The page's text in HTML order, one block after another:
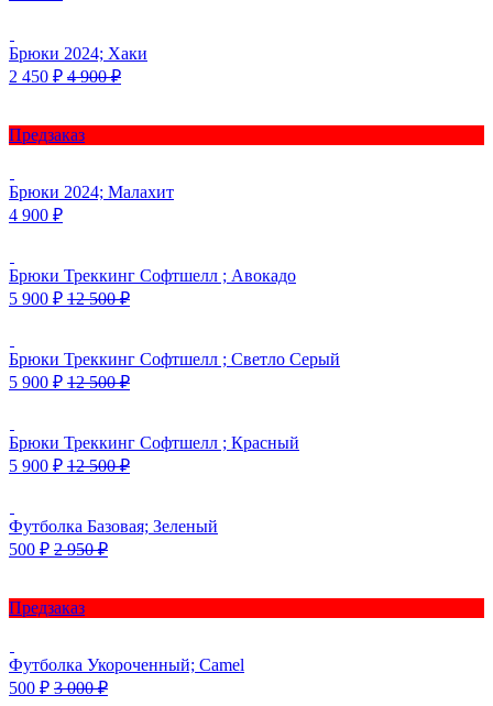
Брюки 2024; Хаки
2 450 ₽ 4 900₽
Предзаказ
Брюки 2024; Малахит
4 900 ₽
Брюки Треккинг Софтшелл ; Авокадо
5 900 ₽ 12 500₽
Брюки Треккинг Софтшелл ; Светло Серый
5 900 ₽ 12 500₽
Брюки Треккинг Софтшелл ; Красный
5 900 ₽ 12 500₽
Футболка Базовая; Зеленый
500 ₽ 2 950₽
Предзаказ
Футболка Укороченный; Camel
500 ₽ 3 000₽